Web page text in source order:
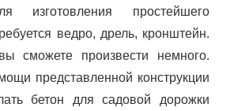
изготовления простейшего
ведро, дрель, кронштейн.
сможете произвести немного.
представленной конструкции
бетон для садовой дорожки